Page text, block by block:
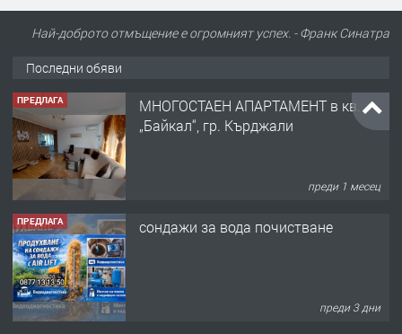
Най-доброто отмъщение е огромният успех. - Франк Синатра
Последни обяви
ПРЕДЛАГА
МНОГОСТАЕН АПАРТАМЕНТ в кв.
„Байкал“, гр. Кърджали
преди 1 месец
ПРЕДЛАГА сондажи за вода почистване
преди 3 дни